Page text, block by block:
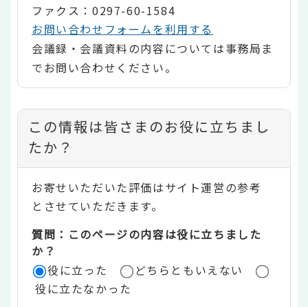
ファクス：0297-60-1584
お問い合わせフォームを利用する
会議録・会議資料の内容については事務局ま
でお問い合わせください。
コ
ン
テ
ン
ツ
評
価
この情報は皆さまのお役に立ちまし
たか？
お寄せいただいた評価はサイト運営の参考
とさせていただきます。
質問：このページの内容は役に立ちました
か？
役に立った
どちらともいえない
役に立たなかった